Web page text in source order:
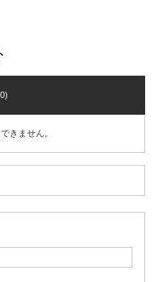
きません。